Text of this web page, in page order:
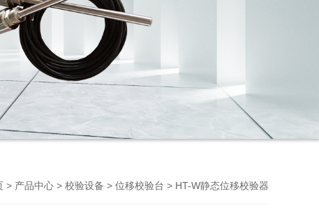
> 产品中心 > 校验设备 > 位移校验台 > HT-W静态位移校验器